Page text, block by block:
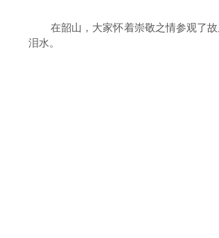
在韶山，大家怀着崇敬之情参观了
泪水。